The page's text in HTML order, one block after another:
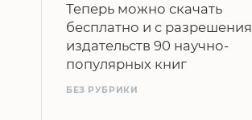
Теперь можно скачать
бесплатно и с разрешения
издательств 90 научно-
популярных книг
БЕЗ РУБРИКИ